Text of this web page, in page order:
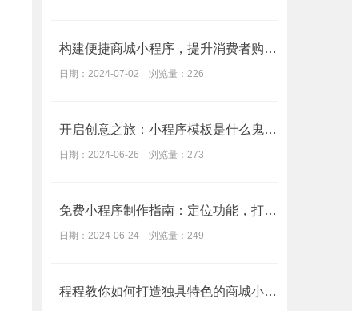
构建便捷商城小程序，提升消费者购物体验的秘诀
日期：2024-07-02 浏览量：226
开启创意之旅：小程序模板是什么鬼？如何挑选合适的小程序模板？
日期：2024-06-26 浏览量：273
免费小程序制作指南：定位功能，打造独特体验
日期：2024-06-24 浏览量：249
程程教你如何打造独具特色的商城小程序，实现销售目标